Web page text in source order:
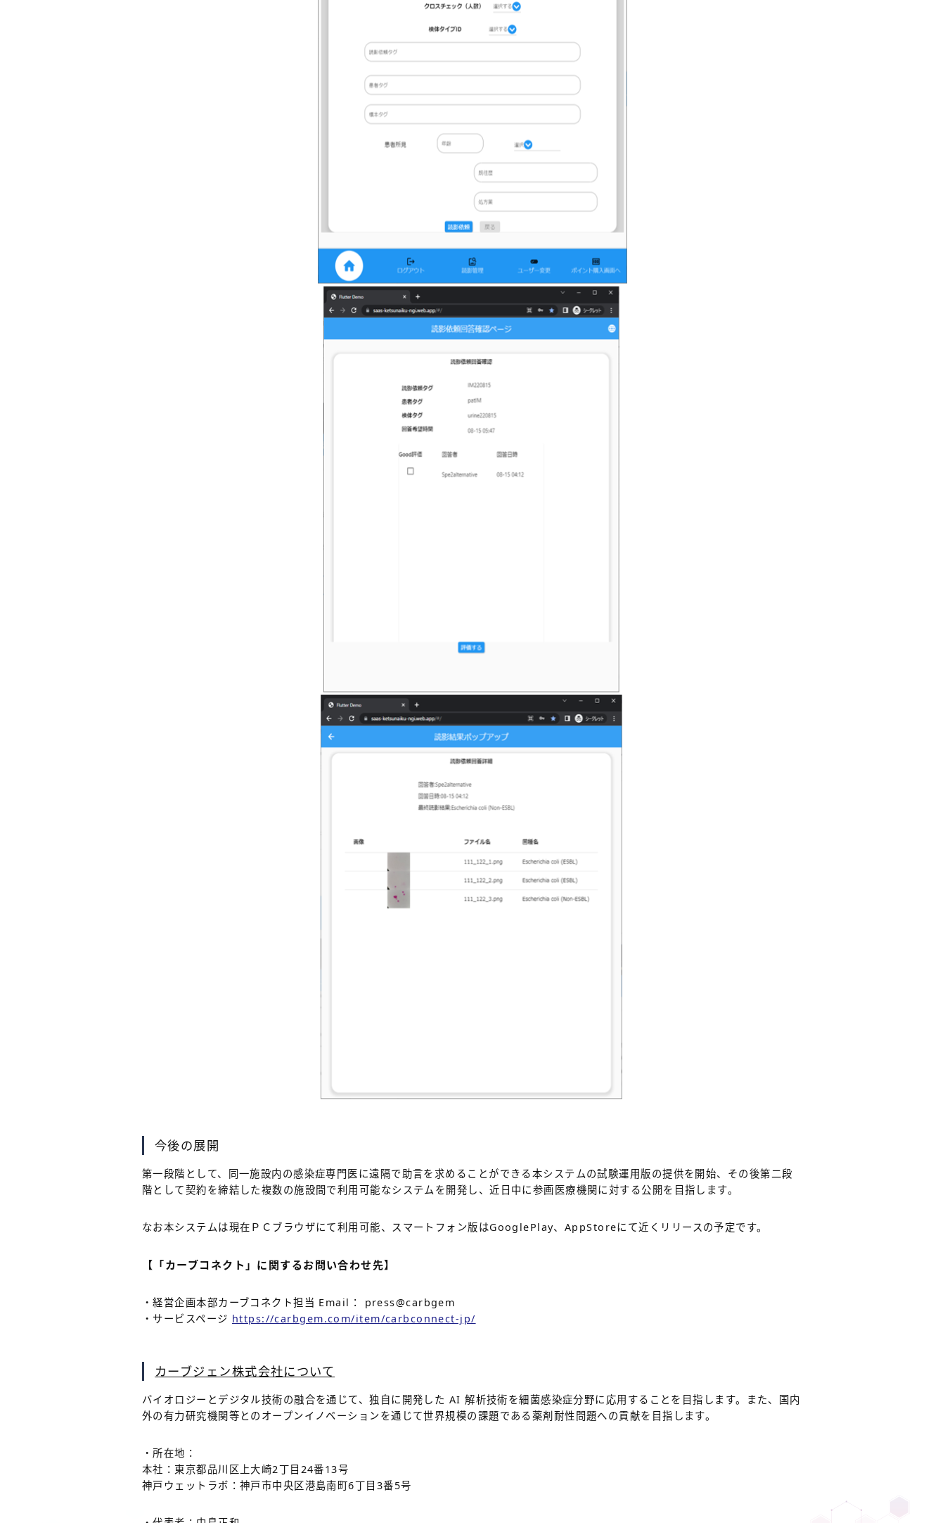
今後の展開
第一段階として、同一施設内の感染症専門医に遠隔で助言を求めることができる本システムの試験運用版の提供を開始、その後第二段
階として契約を締結した複数の施設間で利用可能なシステムを開発し、近日中に参画医療機関に対する公開を目指します。
なお本システムは現在ＰＣブラウザにて利用可能、スマートフォン版はGooglePlay、AppStoreにて近くリリースの予定です。
【「カーブコネクト」に関するお問い合わせ先】
・経営企画本部カーブコネクト担当 Email： press@carbgem
・サービスページ https://carbgem.com/item/carbconnect-jp/
カーブジェン株式会社について
バイオロジーとデジタル技術の融合を通じて、独自に開発した AI 解析技術を細菌感染症分野に応用することを目指します。また、国内
外の有力研究機関等とのオープンイノベーションを通じて世界規模の課題である薬剤耐性問題への貢献を目指します。
・所在地：
本社：東京都品川区上大崎2丁目24番13号
神戸ウェットラボ：神戸市中央区港島南町6丁目3番5号